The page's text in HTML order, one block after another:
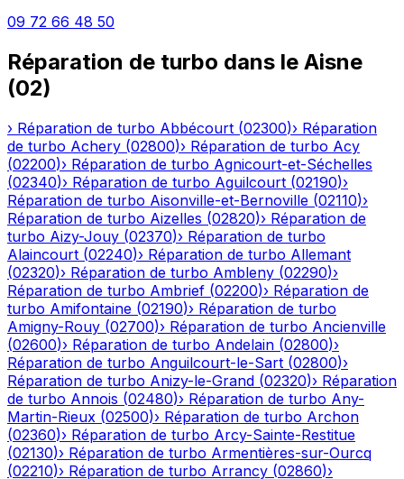
09 72 66 48 50
Réparation de turbo dans le Aisne
(02)
› Réparation de turbo Abbécourt (02300)› Réparation
de turbo Achery (02800)› Réparation de turbo Acy
(02200)› Réparation de turbo Agnicourt-et-Séchelles
(02340)› Réparation de turbo Aguilcourt (02190)›
Réparation de turbo Aisonville-et-Bernoville (02110)›
Réparation de turbo Aizelles (02820)› Réparation de
turbo Aizy-Jouy (02370)› Réparation de turbo
Alaincourt (02240)› Réparation de turbo Allemant
(02320)› Réparation de turbo Ambleny (02290)›
Réparation de turbo Ambrief (02200)› Réparation de
turbo Amifontaine (02190)› Réparation de turbo
Amigny-Rouy (02700)› Réparation de turbo Ancienville
(02600)› Réparation de turbo Andelain (02800)›
Réparation de turbo Anguilcourt-le-Sart (02800)›
Réparation de turbo Anizy-le-Grand (02320)› Réparation
de turbo Annois (02480)› Réparation de turbo Any-
Martin-Rieux (02500)› Réparation de turbo Archon
(02360)› Réparation de turbo Arcy-Sainte-Restitue
(02130)› Réparation de turbo Armentières-sur-Ourcq
(02210)› Réparation de turbo Arrancy (02860)›